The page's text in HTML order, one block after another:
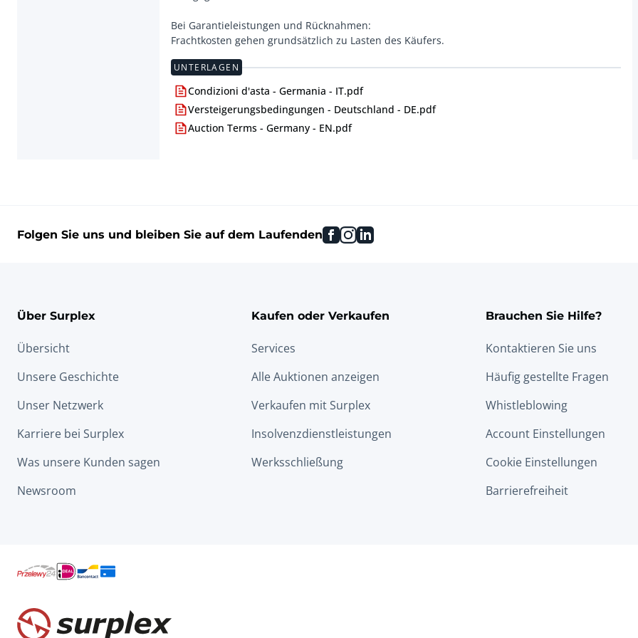
Bei Garantieleistungen und Rücknahmen:
Frachtkosten gehen grundsätzlich zu Lasten des Käufers.
UNTERLAGEN
Condizioni d'asta - Germania - IT.pdf
Versteigerungsbedingungen - Deutschland - DE.pdf
Auction Terms - Germany - EN.pdf
Folgen Sie uns und bleiben Sie auf dem Laufenden facebook
instagram
linkedin
Über Surplex
Übersicht
Unsere Geschichte
Unser Netzwerk
Karriere bei Surplex
Was unsere Kunden sagen
Newsroom
Kaufen oder Verkaufen
Services
Alle Auktionen anzeigen
Verkaufen mit Surplex
Insolvenzdienstleistungen
Werksschließung
Brauchen Sie Hilfe?
Kontaktieren Sie uns
Häufig gestellte Fragen
Whistleblowing
Account Einstellungen
Cookie Einstellungen
Barrierefreiheit